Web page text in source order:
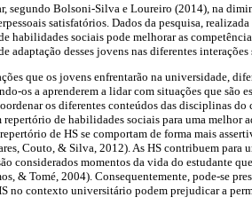
segundo Bolsoni-Silva e Loureiro (2014), na
satisfatórios. Dados da pesquisa,
habilidades sociais pode melhorar as
adaptação desses jovens nas diferentes interações
que os jovens enfrentarão na universidade,
os a aprenderem a lidar com situações que são
os diferentes conteúdos das disciplinas do
repertório de habilidades sociais para uma
de HS se comportam de forma mais
Couto, & Silva, 2012). As HS contribuem para
considerados momentos da vida do estudante
& Tomé, 2004). Consequentemente, pode-se
no contexto universitário podem prejudicar a